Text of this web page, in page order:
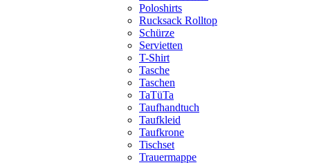
Poloshirts
Rucksack Rolltop
Schürze
Servietten
T-Shirt
Tasche
Taschen
TaTüTa
Taufhandtuch
Taufkleid
Taufkrone
Tischset
Trauermappe